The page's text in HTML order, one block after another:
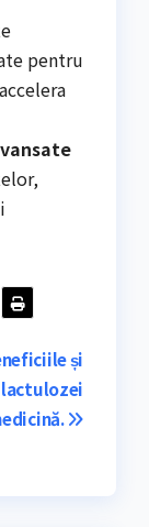
pentru
și